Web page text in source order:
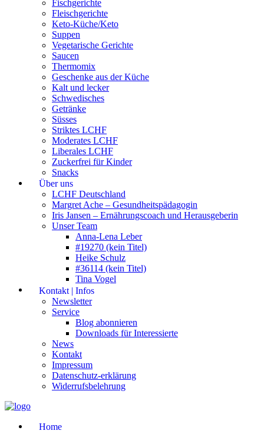
Fischgerichte
Fleischgerichte
Keto-Küche/Keto
Suppen
Vegetarische Gerichte
Saucen
Thermomix
Geschenke aus der Küche
Kalt und lecker
Schwedisches
Getränke
Süsses
Striktes LCHF
Moderates LCHF
Liberales LCHF
Zuckerfrei für Kinder
Snacks
Über uns
LCHF Deutschland
Margret Ache – Gesundheitspädagogin
Iris Jansen – Ernährungscoach und Herausgeberin
Unser Team
Anna-Lena Leber
#19270 (kein Titel)
Heike Schulz
#36114 (kein Titel)
Tina Vogel
Kontakt | Infos
Newsletter
Service
Blog abonnieren
Downloads für Interessierte
News
Kontakt
Impressum
Datenschutz-erklärung
Widerrufsbelehrung
Home